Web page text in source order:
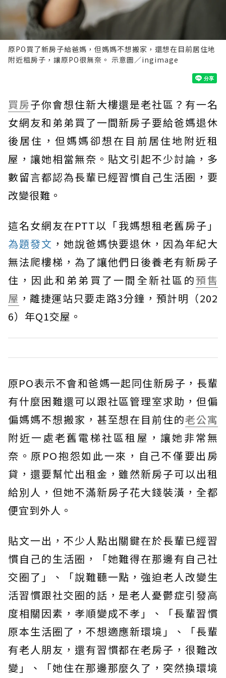
原PO買了新房子給爸媽，但媽媽不想搬家，還想在目前居住地
附近租房子，讓原PO很無奈。 示意圖／ingimage
買房子你會想住新大樓還是老社區？有一名
女網友和弟弟買了一間新房子要給爸媽退休
後居住，但媽媽卻想在目前居住地附近租
屋，讓她相當無奈。貼文引起不少討論，多
數留言都認為長輩已經習慣自己生活圈，要
改變很難。
這名女網友在PTT以「我媽想租老舊房子」
為題發文 ，她說爸媽快要退休，因為年紀大
無法爬樓梯，為了讓他們日後養老有新房子
住，因此和弟弟買了一間全新社區的預售
屋 ，離捷運站只要走路3分鐘，預計明（202
6）年Q1交屋。
原PO表示不會和爸媽一起同住新房子，長輩
有什麼困難還可以跟社區管理室求助，但偏
偏媽媽不想搬家，甚至想在目前住的老公寓
附近一處老舊電梯社區租屋，讓她非常無
奈。原PO抱怨如此一來，自己不僅要出房
貸，還要幫忙出租金，雖然新房子可以出租
給別人，但她不滿新房子花大錢裝潢，全都
便宜到外人。
貼文一出，不少人點出關鍵在於長輩已經習
慣自己的生活圈，「她難得在那邊有自己社
交圈了」、「說難聽一點，強迫老人改變生
活習慣跟社交圈的話，是老人憂鬱症引發高
度相關因素，孝順變成不孝」、「長輩習慣
原本生活圈了，不想適應新環境」、「長輩
有老人朋友，還有習慣都在老房子，很難改
變」、「她住在那邊那麼久了，突然換環境